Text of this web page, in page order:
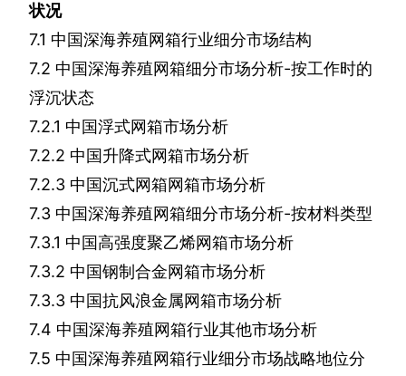
状况
7.1 中国深海养殖网箱行业细分市场结构
7.2 中国深海养殖网箱细分市场分析-按工作时的
浮沉状态
7.2.1 中国浮式网箱市场分析
7.2.2 中国升降式网箱市场分析
7.2.3 中国沉式网箱网箱市场分析
7.3 中国深海养殖网箱细分市场分析-按材料类型
7.3.1 中国高强度聚乙烯网箱市场分析
7.3.2 中国钢制合金网箱市场分析
7.3.3 中国抗风浪金属网箱市场分析
7.4 中国深海养殖网箱行业其他市场分析
7.5 中国深海养殖网箱行业细分市场战略地位分